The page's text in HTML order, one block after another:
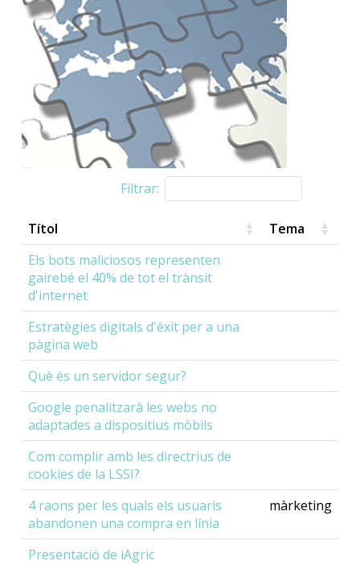
Filtrar:
Títol
Tema
Els bots maliciosos representen
gairebé el 40% de tot el trànsit
d'internet
Estratègies digitals d'èxit per a una
pàgina web
Què és un servidor segur?
Google penalitzarà les webs no
adaptades a dispositius mòbils
Com complir amb les directrius de
cookies de la LSSI?
4 raons per les quals els usuaris
abandonen una compra en línia
màrketing
Presentació de iAgric